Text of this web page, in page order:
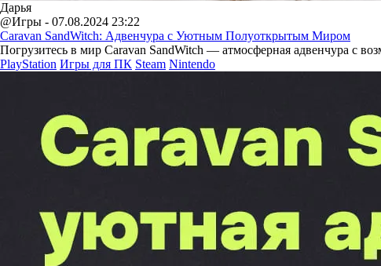
Дарья
@Игры - 07.08.2024 23:22
Caravan SandWitch: Адвенчура с Уютным Полуоткрытым Миром
Погрузитесь в мир Caravan SandWitch — атмосферная адвенчура с
PlayStation Игры для ПК Steam Nintendo